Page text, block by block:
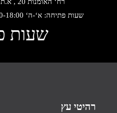
רח‘ האומנות 20 , א.ת חדש נתניה, טלפון:
שעות פתיחה: א‘-ה‘ 10:00-18:00 , שישי: 9:00-14:00
שעות
רהיטי עץ